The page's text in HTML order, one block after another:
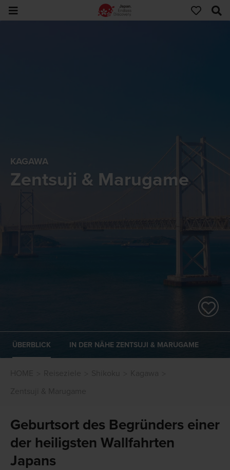
KAGAWA
Zentsuji & Marugame
ÜBERBLICK IN DER NÄHE ZENTSUJI & MARUGAME
Geburtsort des Begründers einer
der heiligsten Wallfahrten
Japans